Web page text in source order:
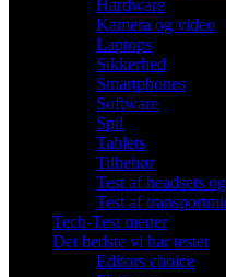
Hardware
Kamera og video
Laptops
Sikkerhed
Smartphones
Software
Spil
Tablets
Tilbehør
Test af headsets
Test af
Tech-Test mener
Det bedste vi har testet
Editors choice